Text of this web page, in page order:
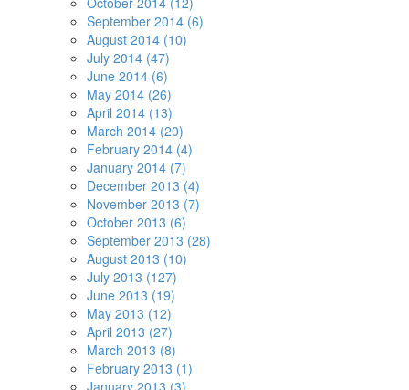
September 2014 (6)
August 2014 (10)
July 2014 (47)
June 2014 (6)
May 2014 (26)
April 2014 (13)
March 2014 (20)
February 2014 (4)
January 2014 (7)
December 2013 (4)
November 2013 (7)
October 2013 (6)
September 2013 (28)
August 2013 (10)
July 2013 (127)
June 2013 (19)
May 2013 (12)
April 2013 (27)
March 2013 (8)
February 2013 (1)
January 2013 (3)